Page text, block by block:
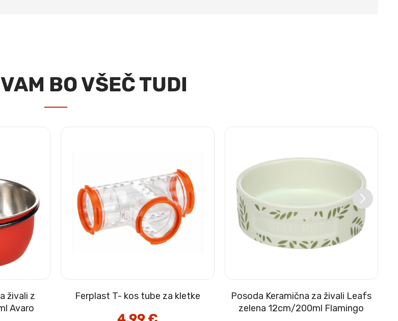
VAM BO VŠEČ TUDI
živali z
Avaro
Ferplast T- kos tube za kletke
Posoda Keramična za živali Leafs
zelena 12cm/200ml Flamingo